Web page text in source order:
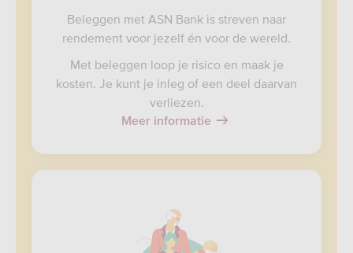
Beleggen met ASN Bank is streven naar
rendement voor jezelf én voor de wereld.
Met beleggen loop je risico en maak je
kosten. Je kunt je inleg of een deel daarvan
verliezen.
Meer informatie